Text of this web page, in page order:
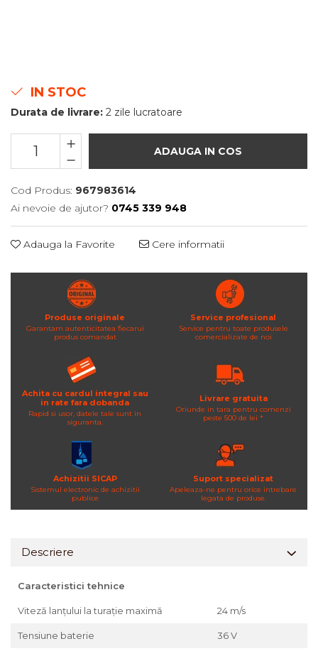
IN STOC
Durata de livrare: 2 zile lucratoare
ADAUGA IN COS
Cod Produs: 967983614
Ai nevoie de ajutor? 0745 339 948
Adauga la Favorite Cere informatii
Produse originale
Garantam autenticitatea fiecarui
produs comandat
Service profesional
Service pentru toate produsele
comercializate de noi
Achita cu cardul integral sau
in rate fara dobanda
Rapid si usor, datele tale sunt in
siguranta.
Livrare gratuita
Oriunde in tara pentru comenzi
peste 500 de lei *
Achizitii SICAP
Sistemul electronic de achizitii
publice
Suport specializat
Apeleaza-ne pentru orice intrebare
legata de produse.
Descriere
Caracteristici tehnice
Viteză lanţului la turaţie maximă 24 m/s
Tensiune baterie 36 V